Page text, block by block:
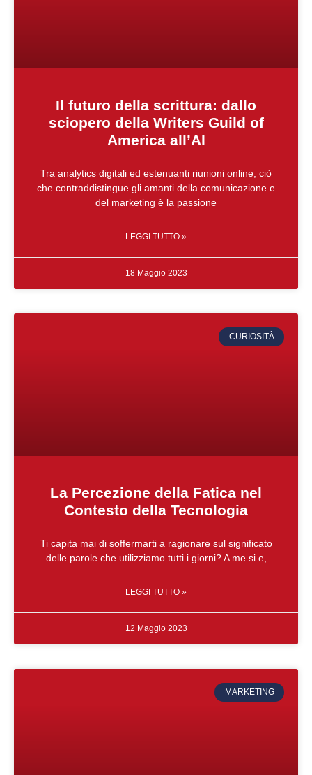
Il futuro della scrittura: dallo
sciopero della Writers Guild of
America all’AI
Tra analytics digitali ed estenuanti riunioni online, ciò
che contraddistingue gli amanti della comunicazione e
del marketing è la passione
LEGGI TUTTO »
18 Maggio 2023
CURIOSITÀ
La Percezione della Fatica nel
Contesto della Tecnologia
Ti capita mai di soffermarti a ragionare sul significato
delle parole che utilizziamo tutti i giorni? A me si e,
LEGGI TUTTO »
12 Maggio 2023
MARKETING